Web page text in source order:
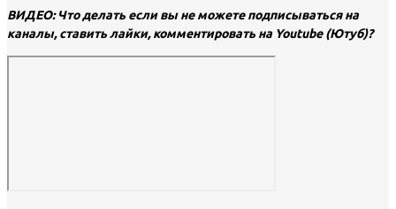
ВИДЕО: Что делать если вы не можете подписываться на
каналы, ставить лайки, комментировать на Youtube (Ютуб)?